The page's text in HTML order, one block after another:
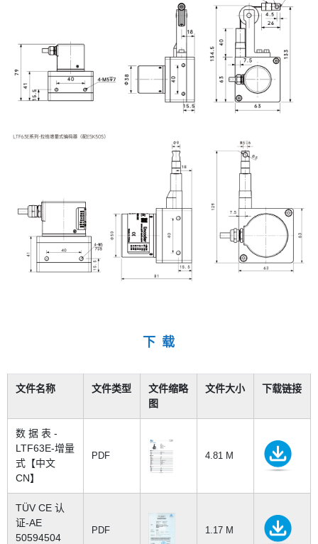
下 载
文件名称 文件类型
文件缩略
图
文件大小 下载链接
数 据 表 -
LTF63E-增量
式【中文
CN】
PDF 4.81 M
TÜV CE 认
证-AE
50594504
PDF 1.17 M